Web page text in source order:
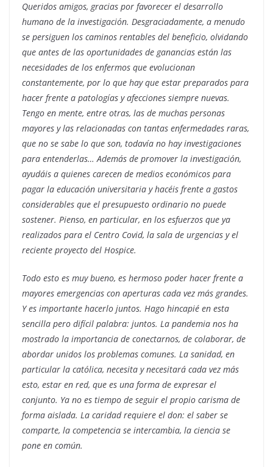
Queridos amigos, gracias por favorecer el desarrollo
humano de la investigación. Desgraciadamente, a menudo
se persiguen los caminos rentables del beneficio, olvidando
que antes de las oportunidades de ganancias están las
necesidades de los enfermos que evolucionan
constantemente, por lo que hay que estar preparados para
hacer frente a patologías y afecciones siempre nuevas.
Tengo en mente, entre otras, las de muchas personas
mayores y las relacionadas con tantas enfermedades raras,
que no se sabe lo que son, todavía no hay investigaciones
para entenderlas… Además de promover la investigación,
ayudáis a quienes carecen de medios económicos para
pagar la educación universitaria y hacéis frente a gastos
considerables que el presupuesto ordinario no puede
sostener. Pienso, en particular, en los esfuerzos que ya
realizados para el Centro Covid, la sala de urgencias y el
reciente proyecto del Hospice.
Todo esto es muy bueno, es hermoso poder hacer frente a
mayores emergencias con aperturas cada vez más grandes.
Y es importante hacerlo juntos. Hago hincapié en esta
sencilla pero difícil palabra: juntos. La pandemia nos ha
mostrado la importancia de conectarnos, de colaborar, de
abordar unidos los problemas comunes. La sanidad, en
particular la católica, necesita y necesitará cada vez más
esto, estar en red, que es una forma de expresar el
conjunto. Ya no es tiempo de seguir el propio carisma de
forma aislada. La caridad requiere el don: el saber se
comparte, la competencia se intercambia, la ciencia se
pone en común.